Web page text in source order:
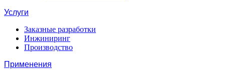
Услуги
Заказные разработки
Инжиниринг
Производство
Применения